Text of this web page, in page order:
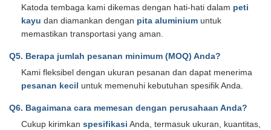
Katoda tembaga kami dikemas dengan hati-hati dalam peti
kayu dan diamankan dengan pita aluminium untuk
memastikan transportasi yang aman.
Q5. Berapa jumlah pesanan minimum (MOQ) Anda?
Kami fleksibel dengan ukuran pesanan dan dapat menerima
pesanan kecil untuk memenuhi kebutuhan spesifik Anda.
Q6. Bagaimana cara memesan dengan perusahaan Anda?
Cukup kirimkan spesifikasi Anda, termasuk ukuran, kuantitas,